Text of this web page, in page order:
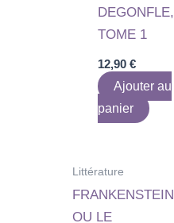
DEGONFLE,
TOME 1
12,90€
Ajouter au
panier
Littérature
FRANKENSTEIN
OU LE